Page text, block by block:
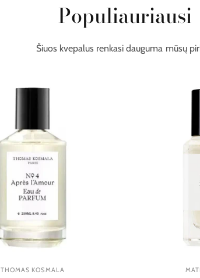
Populiauriausi
Šiuos kvepalus renkasi dauguma mūsų
THOMAS KOSMALA